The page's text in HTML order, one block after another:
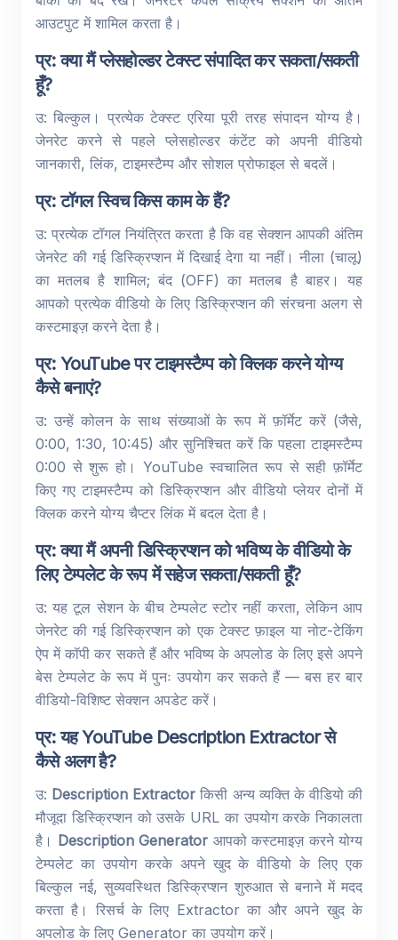
आउटपुट में शामिल करता है।
प्र: क्या मैं प्लेसहोल्डर टेक्स्ट संपादित कर सकता/सकती
हूँ?
उ: बिल्कुल। प्रत्येक टेक्स्ट एरिया पूरी तरह संपादन योग्य है।
जेनरेट करने से पहले प्लेसहोल्डर कंटेंट को अपनी वीडियो
जानकारी, लिंक, टाइमस्टैम्प और सोशल प्रोफाइल से बदलें।
प्र: टॉगल स्विच किस काम के हैं?
उ: प्रत्येक टॉगल नियंत्रित करता है कि वह सेक्शन आपकी अंतिम
जेनरेट की गई डिस्क्रिप्शन में दिखाई देगा या नहीं। नीला (चालू)
का मतलब है शामिल; बंद (OFF) का मतलब है बाहर। यह
आपको प्रत्येक वीडियो के लिए डिस्क्रिप्शन की संरचना अलग से
कस्टमाइज़ करने देता है।
प्र: YouTube पर टाइमस्टैम्प को क्लिक करने योग्य
कैसे बनाएं?
उ: उन्हें कोलन के साथ संख्याओं के रूप में फ़ॉर्मेट करें (जैसे,
0:00, 1:30, 10:45) और सुनिश्चित करें कि पहला टाइमस्टैम्प
0:00 से शुरू हो। YouTube स्वचालित रूप से सही फ़ॉर्मेट
किए गए टाइमस्टैम्प को डिस्क्रिप्शन और वीडियो प्लेयर दोनों में
क्लिक करने योग्य चैप्टर लिंक में बदल देता है।
प्र: क्या मैं अपनी डिस्क्रिप्शन को भविष्य के वीडियो के
लिए टेम्पलेट के रूप में सहेज सकता/सकती हूँ?
उ: यह टूल सेशन के बीच टेम्पलेट स्टोर नहीं करता, लेकिन आप
जेनरेट की गई डिस्क्रिप्शन को एक टेक्स्ट फ़ाइल या नोट-टेकिंग
ऐप में कॉपी कर सकते हैं और भविष्य के अपलोड के लिए इसे अपने
बेस टेम्पलेट के रूप में पुनः उपयोग कर सकते हैं — बस हर बार
वीडियो-विशिष्ट सेक्शन अपडेट करें।
प्र: यह YouTube Description Extractor से
कैसे अलग है?
उ: Description Extractor किसी अन्य व्यक्ति के वीडियो की
मौजूदा डिस्क्रिप्शन को उसके URL का उपयोग करके निकालता
है।
Description Generator आपको कस्टमाइज़ करने योग्य
टेम्पलेट का उपयोग करके अपने खुद के वीडियो के लिए एक
बिल्कुल नई, सुव्यवस्थित डिस्क्रिप्शन शुरुआत से बनाने में मदद
करता है। रिसर्च के लिए Extractor का और अपने खुद के
अपलोड के लिए Generator का उपयोग करें।